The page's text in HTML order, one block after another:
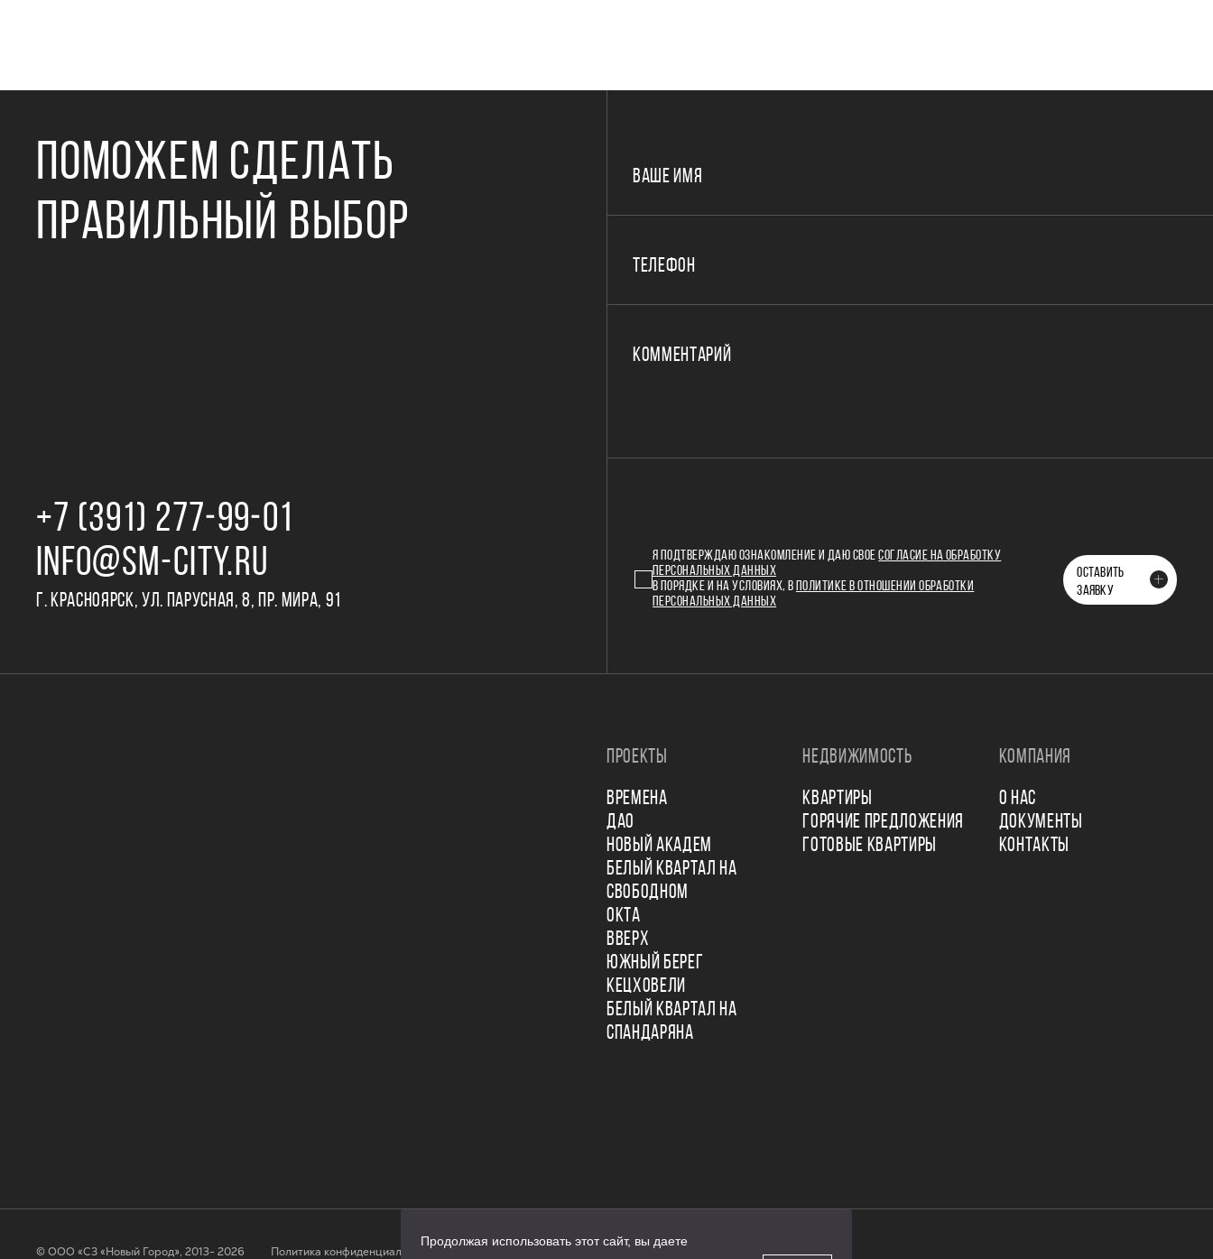
ПОМОЖЕМ СДЕЛАТЬ
ПРАВИЛЬНЫЙ ВЫБОР
+7 (391) 277‒99‒01
INFO@SM-CITY.RU
Г. КРАСНОЯРСК, УЛ. ПАРУСНАЯ, 8, ПР. МИРА, 91
ВАШЕ ИМЯ
ТЕЛЕФОН
КОММЕНТАРИЙ
Я ПОДТВЕРЖДАЮ ОЗНАКОМЛЕНИЕ И ДАЮ СВОЕСОГЛАСИЕ НА ОБРАБОТКУ
ПЕРСОНАЛЬНЫХ ДАННЫХ
В ПОРЯДКЕ И НА УСЛОВИЯХ, В
ПОЛИТИКЕ В ОТНОШЕНИИ ОБРАБОТКИ
ПЕРСОНАЛЬНЫХ ДАННЫХ
ОСТАВИТЬ
ЗАЯВКУ
ПРОЕКТЫ
ВРЕМЕНА
ДАО
НОВЫЙ АКАДЕМ
БЕЛЫЙ КВАРТАЛ НА
СВОБОДНОМ
ОКТА
ВВЕРХ
ЮЖНЫЙ БЕРЕГ
КЕЦХОВЕЛИ
БЕЛЫЙ КВАРТАЛ НА
СПАНДАРЯНА
НЕДВИЖИМОСТЬ
КВАРТИРЫ
ГОРЯЧИЕ ПРЕДЛОЖЕНИЯ
ГОТОВЫЕ КВАРТИРЫ
КОМПАНИЯ
О НАС
ДОКУМЕНТЫ
КОНТАКТЫ
© ООО «СЗ «Новый Город», 2013- 2026
Политика конфиденциальности
Продолжая использовать этот сайт, вы даете